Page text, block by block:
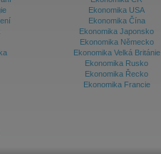
Ekonomika USA
Ekonomika Čína
Ekonomika Japonsko
Ekonomika Německo
Ekonomika Velká Británie
Ekonomika Rusko
Ekonomika Řecko
Ekonomika Francie